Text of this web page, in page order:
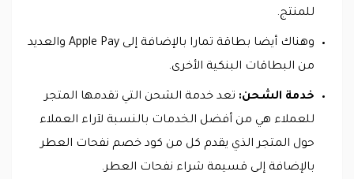
للمنتج.
وهناك أيضا بطاقة تمارا بالإضافة إلى Apple Pay والعديد
من البطاقات البنكية الأخرى.
خدمة الشحن: تعد خدمة الشحن التي تقدمها المتجر
للعملاء هي من أفضل الخدمات بالنسبة لآراء العملاء
حول المتجر الذي يقدم كل من كود خصم نفحات العطر
بالإضافة إلى قسيمة شراء نفحات العطر.